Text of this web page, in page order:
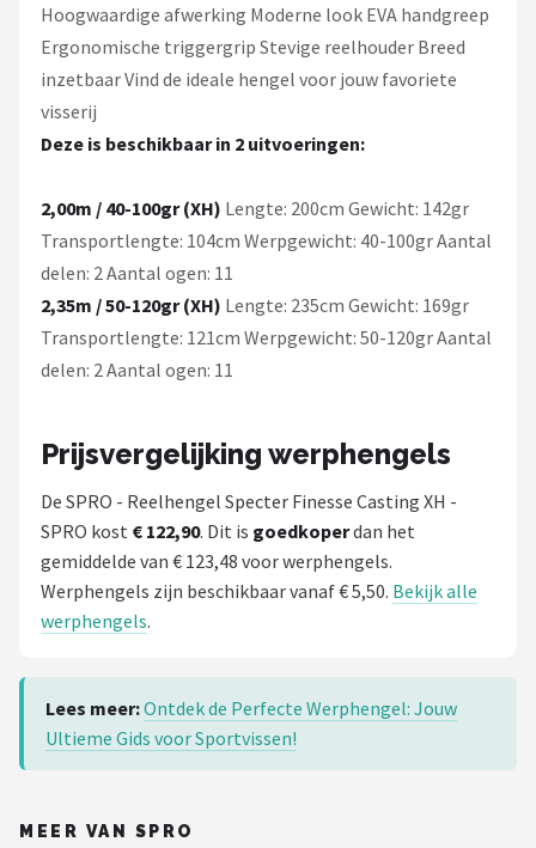
Hoogwaardige afwerking Moderne look EVA handgreep
Ergonomische triggergrip Stevige reelhouder Breed
inzetbaar Vind de ideale hengel voor jouw favoriete
visserij
Deze is beschikbaar in 2 uitvoeringen:
2,00m / 40-100gr (XH) Lengte: 200cm Gewicht: 142gr
Transportlengte: 104cm Werpgewicht: 40-100gr Aantal
delen: 2 Aantal ogen: 11
2,35m / 50-120gr (XH) Lengte: 235cm Gewicht: 169gr
Transportlengte: 121cm Werpgewicht: 50-120gr Aantal
delen: 2 Aantal ogen: 11
Prijsvergelijking werphengels
De SPRO - Reelhengel Specter Finesse Casting XH -
SPRO kost € 122,90. Dit is goedkoperdan het
gemiddelde van € 123,48 voor werphengels.
Werphengels zijn beschikbaar vanaf € 5,50. Bekijk alle
werphengels.
Lees meer:Ontdek de Perfecte Werphengel: Jouw
Ultieme Gids voor Sportvissen!
MEER VAN SPRO